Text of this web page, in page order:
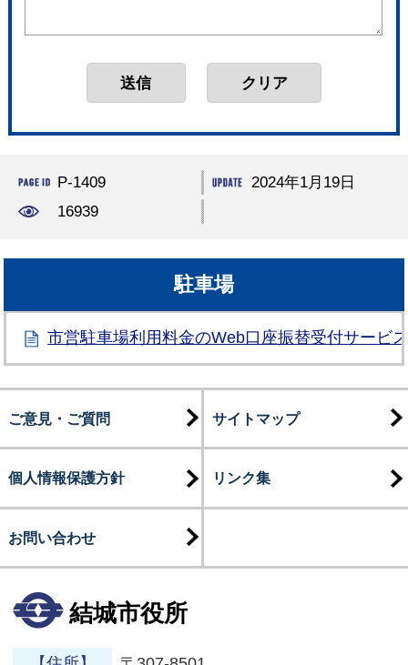
P-1409
2024年1月19日
16939
駐車場
市営駐車場利用料金のWeb口座振替受付サービ
ご意見・ご質問 サイトマップ
個人情報保護方針 リンク集
お問い合わせ
結城市役所